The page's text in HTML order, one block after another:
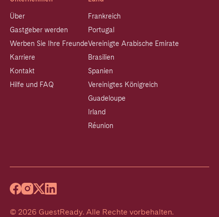
Über
Gastgeber werden
Werben Sie Ihre Freunde
Karriere
Kontakt
Hilfe und FAQ
Frankreich
Portugal
Vereinigte Arabische Emirate
Brasilien
Spanien
Vereinigtes Königreich
Guadeloupe
Irland
Réunion
© 2026 GuestReady. Alle Rechte vorbehalten.